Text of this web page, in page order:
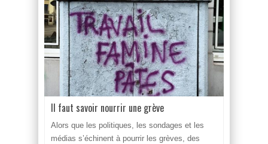
Il faut savoir nourrir une grève
Alors que les politiques, les sondages et les
médias s’échinent à pourrir les grèves, des